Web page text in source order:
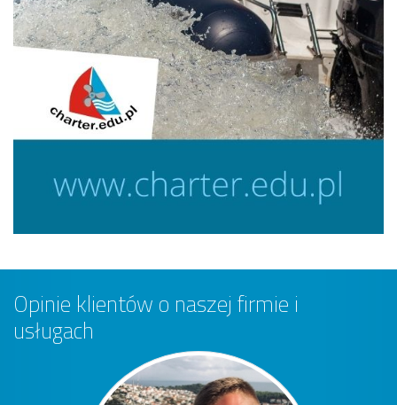
Opinie klientów o naszej firmie i
usługach